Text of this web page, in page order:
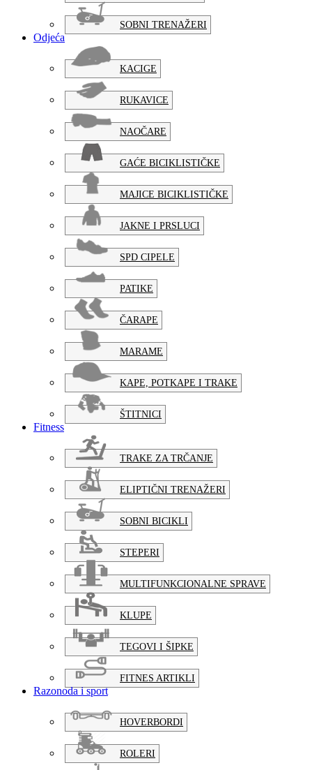
SOBNI TRENAŽERI
Odjeća
KACIGE
RUKAVICE
NAOČARE
GAĆE BICIKLISTIČKE
MAJICE BICIKLISTIČKE
JAKNE I PRSLUCI
SPD CIPELE
PATIKE
ČARAPE
MARAME
KAPE, POTKAPE I TRAKE
ŠTITNICI
Fitness
TRAKE ZA TRČANJE
ELIPTIČNI TRENAŽERI
SOBNI BICIKLI
STEPERI
MULTIFUNKCIONALNE SPRAVE
KLUPE
TEGOVI I ŠIPKE
FITNES ARTIKLI
Razonoda i sport
HOVERBORDI
ROLERI